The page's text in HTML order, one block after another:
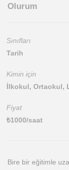
Olurum
Sınıfları
Tarih
Kimin için
İlkokul, Ortaokul,
Fiyat
₺1000/saat
Bire bir eğitimle